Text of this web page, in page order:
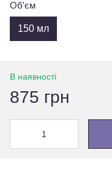
Об'єм
150 мл
В наявності
875 грн